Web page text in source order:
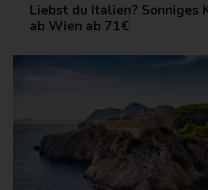
Liebst du Italien? Sonniges
ab Wien ab 71€